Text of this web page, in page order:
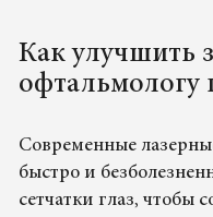
Как улучшить
офтальмологу
Современные
быстро и
сетчатки глаз, чтобы